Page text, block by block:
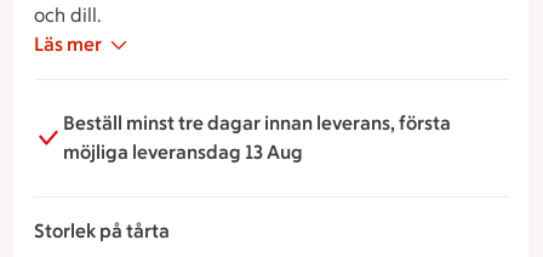
och dill.
Läs mer
Beställ minst tre dagar innan leverans, första
möjliga leveransdag 13 Aug
Storlek på tårta